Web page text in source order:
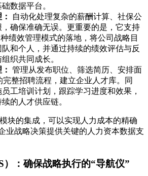
数据平台。
自动化处理复杂的薪酬计算、社保公
确保准确无误。更重要的是，它支持
绩效管理模式的落地，将公司战略目
和个人，并通过持续的绩效评估与反
织共同成长。
管理从发布职位、筛选简历、安排面
完整招聘流程，建立企业人才库。同
工培训计划，跟踪学习进度和效果，
的人才供应链。
块的集成，可以实现人力成本的精确
业战略决策提供关键的人力资本数据支
）：确保战略执行的“导航仪”